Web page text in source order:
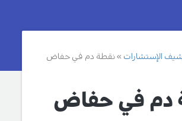
الإستشارات
نقطة دم في حفاض
دم في حفاض